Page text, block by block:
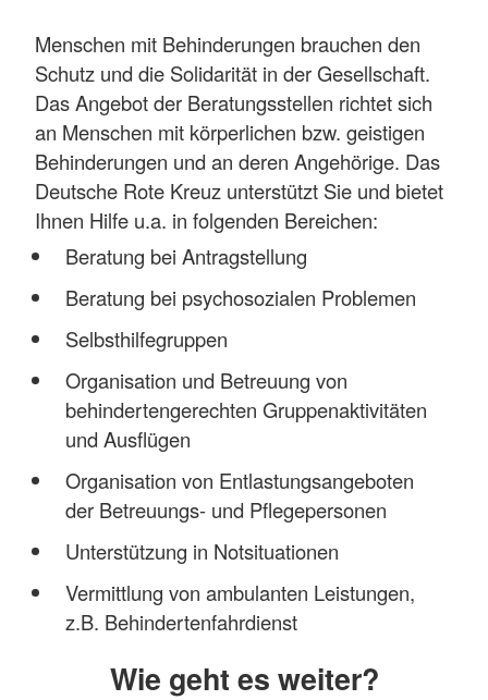
Menschen mit Behinderungen brauchen den
Schutz und die Solidarität in der Gesellschaft.
Das Angebot der Beratungsstellen richtet sich
an Menschen mit körperlichen bzw. geistigen
Behinderungen und an deren Angehörige. Das
Deutsche Rote Kreuz unterstützt Sie und bietet
Ihnen Hilfe u.a. in folgenden Bereichen:
Beratung bei Antragstellung
Beratung bei psychosozialen Problemen
Selbsthilfegruppen
Organisation und Betreuung von
behindertengerechten Gruppenaktivitäten
und Ausflügen
Organisation von Entlastungsangeboten
der Betreuungs- und Pflegepersonen
Unterstützung in Notsituationen
Vermittlung von ambulanten Leistungen,
z.B. Behindertenfahrdienst
Wie geht es weiter?